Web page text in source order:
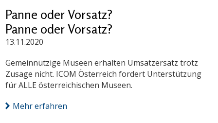
Panne oder Vorsatz?
Panne oder Vorsatz?
13.11.2020
Gemeinnützige Museen erhalten Umsatzersatz trotz
Zusage nicht. ICOM Österreich fordert Unterstützung
für ALLE österreichischen Museen.
Mehr erfahren